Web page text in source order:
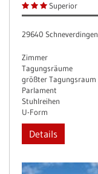
Superior
29640 Schneverdingen
Zimmer
Tagungsräume
größter Tagungsraum
Parlament
Stuhlreihen
U-Form
Details